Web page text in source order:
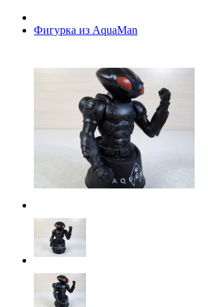
Фигурка из AquaMan